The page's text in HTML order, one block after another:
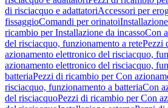
di risciacquo e adattatoriAccessori per
fissaggioComandi per orinatoi
ricambio per Installazione da incassoCon
del risciacquo, funzionamento a retePezzi
azionamento elettronico del risciacquo,
azionamento elettronico del risciacquo,
batteriaPezzi di ricambio per Con
risciacquo, funzionamento a batteriaCon
del risciacquoPezzi di ricambio per Con